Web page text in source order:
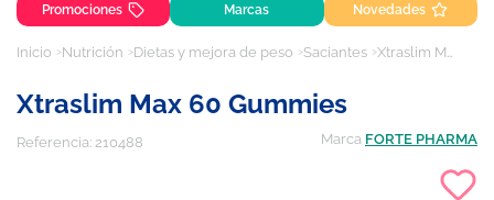
Promociones Marcas Novedades
Inicio Nutrición Dietas y mejora de peso Saciantes Xtraslim Max 60 Gummies
Xtraslim Max 60 Gummies
Referencia: 210488 Marca FORTE PHARMA